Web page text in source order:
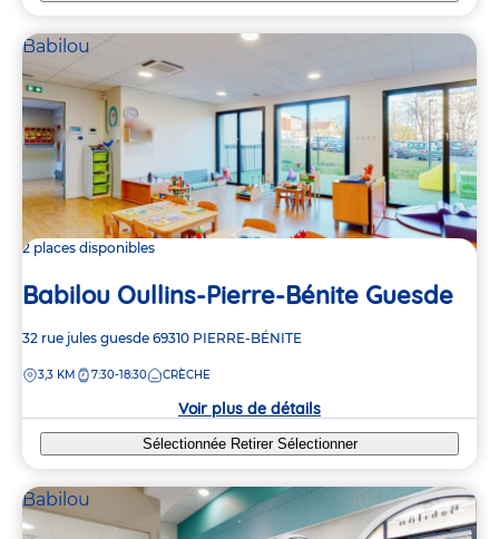
Babilou
2 places disponibles
Babilou Oullins-Pierre-Bénite Guesde
Adresse
la
32 rue jules guesde 69310 PIERRE-BÉNITE
DISTANCE
3,3 KM 7:30-18:30 CRÈCHE
Voir plus de détails
Sélectionnée Retirer Sélectionner
Babilou